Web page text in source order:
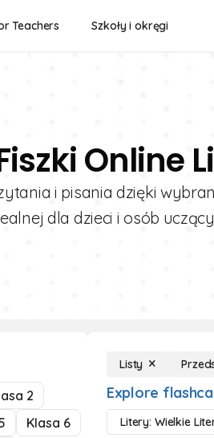
Teachers Szkoły i okręgi
Online
i pisania dzięki
dla dzieci i osób
2
Klasa 6
Listy
Explore
Litery: Wielkie